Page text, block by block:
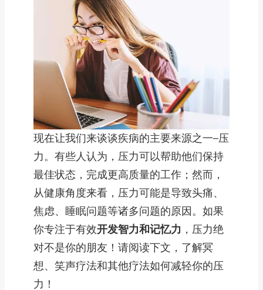
现在让我们来谈谈疾病的主要来源之一–压
力。有些人认为，压力可以帮助他们保持
最佳状态，完成更高质量的工作；然而，
从健康角度来看，压力可能是导致头痛、
焦虑、睡眠问题等诸多问题的原因。如果
你专注于有效开发智力和记忆力 ，压力绝
对不是你的朋友！请阅读下文，了解冥
想、笑声疗法和其他疗法如何减轻你的压
力！